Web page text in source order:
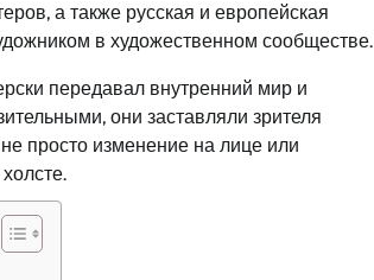
а также русская и европейская
в художественном сообществе.
передавал внутренний мир и
они заставляли зрителя
просто изменение на лице или